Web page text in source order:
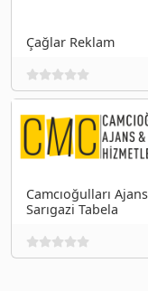
Çağlar Reklam
Camcıoğulları
Sarıgazi Tabela